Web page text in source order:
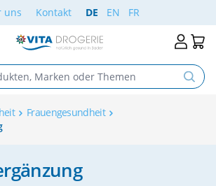
uns Kontakt DE EN FR
Frauengesundheit